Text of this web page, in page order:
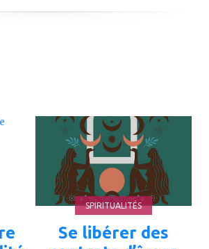
à
mes
favoris
SPIRITUALITÉS
Se libérer des